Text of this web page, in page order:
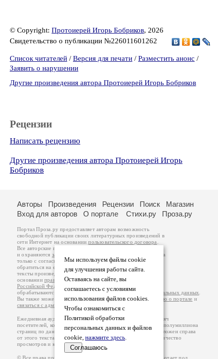
© Copyright: Протоиерей Игорь Бобриков, 2026
Свидетельство о публикации №226011601262
Список читателей / Версия для печати / Разместить анонс /
Заявить о нарушении
Другие произведения автора Протоиерей Игорь Бобриков
Рецензии
Написать рецензию
Другие произведения автора Протоиерей Игорь
Бобриков
Мы используем файлы cookie
для улучшения работы сайта.
Оставаясь на сайте, вы
соглашаетесь с условиями
использования файлов cookies.
Чтобы ознакомиться с
Политикой обработки
персональных данных и файлов
cookie, нажмите здесь.
Соглашаюсь
Авторы Произведения Рецензии Поиск
Магазин
Вход для авторов
О портале Стихи.ру Проза.ру
Портал Проза.ру предоставляет авторам возможность
свободной публикации своих литературных произведений в
сети Интернет на основаниипользовательского договора
Все авторские права на произведения принадлежат авторам
и охраняются законом
. Перепечатка произведений возможна
только с согласия его автора, к которому вы можете
обратиться на его авторской странице. Ответственность за
тексты произведений авторы несут самостоятельно на
основанииправил публикацииизаконодательства
Российской Федерации
обрабатываются на основанииПолитики обработки персональных данных
Вы также можете посмотреть более подробнуюинформацию о портале и
связаться с администрацией
Ежедневная аудитория портала Проза.ру – порядка 100 тысяч
посетителей, которые в общей сумме просматривают более полумиллиона
страниц по данным счетчика посещаемости, который расположен справа
от этого текста. В каждой графе указано по две цифры: количество
просмотров и количество посетителей.
© Все права принадлежат авторам, 2000-2026. Портал работает под